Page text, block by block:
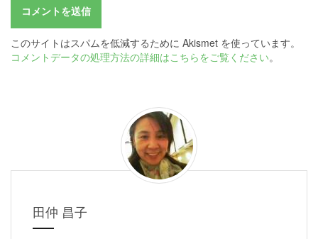
このサイトはスパムを低減するために Akismet を使っています。
コメントデータの処理方法の詳細はこちらをご覧ください。
田仲 昌子